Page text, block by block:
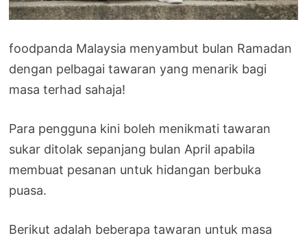
foodpanda Malaysia menyambut bulan Ramadan
dengan pelbagai tawaran yang menarik bagi
masa terhad sahaja!
Para pengguna kini boleh menikmati tawaran
sukar ditolak sepanjang bulan April apabila
membuat pesanan untuk hidangan berbuka
puasa.
Berikut adalah beberapa tawaran untuk masa